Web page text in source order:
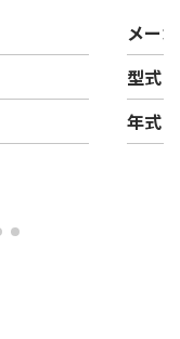
メー
型式
年式